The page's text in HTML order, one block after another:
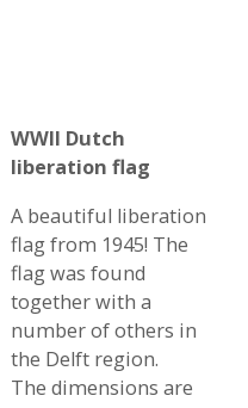
WWII Dutch
liberation flag
A beautiful liberation
flag from 1945! The
flag was found
together with a
number of others in
the Delft region.
The dimensions are